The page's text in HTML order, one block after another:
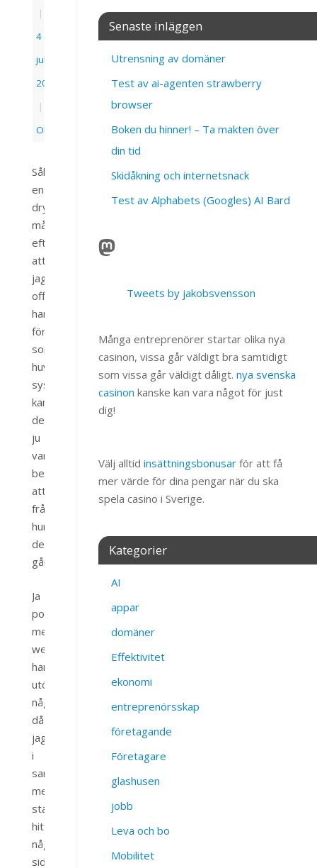
|
4
juli,
2012
|
Okategoriserade
Såhär
en
dryg
månad
efter
att
jag
officiellt
har
företagandet
som
huvudsaklig
sysselsättning
kan
det
ju
vara
berättigat
att
fråga
hur
det
går.
Ja
portföljen
med
webbsidor
har
utökats
något
då
jag
i
samband
med
starten
hittat
några
sidor
Senaste inläggen
Utrensning av domäner
Test av ai-agenten strawberry
browser
Boken du hinner! – Ta makten över
din tid
Skidåkning och internetsnack
Test av Alphabets (Googles) AI Bard
Tweets by jakobsvensson
Många entreprenörer startar olika nya
casinon, vissa går väldigt bra samtidigt
som vissa går väldigt dåligt. nya svenska
casinon kanske kan vara något för just
dig!
Välj alltid insättningsbonusar för att få
mer värde för dina pengar när du ska
spela casino i Sverige.
Kategorier
AI
appar
domäner
Effektivitet
ekonomi
entreprenörsskap
företagande
Företagare
glashusen
jobb
Leva och bo
Mobilitet